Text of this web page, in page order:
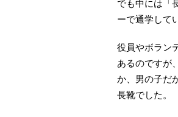
でも中には「
ーで通学して
役員やボラン
あるのですが
か、男の子だ
長靴でした。